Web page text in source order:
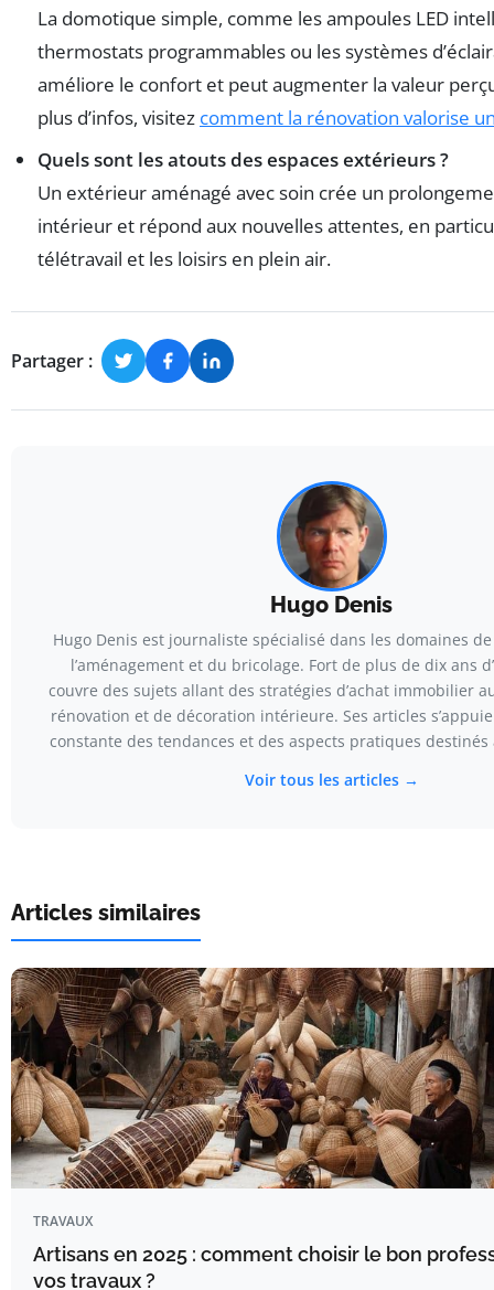
La domotique simple, comme les ampoules LED
thermostats programmables ou les systèmes
améliore le confort et peut augmenter la valeur
plus d’infos, visitez comment la rénovation valorise
Quels sont les atouts des espaces extérieurs ?
Un extérieur aménagé avec soin crée un
intérieur et répond aux nouvelles attentes, en
télétravail et les loisirs en plein air.
Partager :
Hugo Denis
Hugo Denis est journaliste spécialisé dans les domaines
l’aménagement et du bricolage. Fort de plus de dix ans
couvre des sujets allant des stratégies d’achat immobilier
rénovation et de décoration intérieure. Ses articles
constante des tendances et des aspects pratiques
Voir tous les articles →
Articles similaires
TRAVAUX
Artisans en 2025 : comment choisir le bon
vos travaux ?